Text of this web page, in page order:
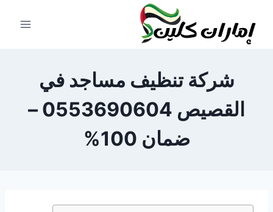
المحتوى
شركة تنظيف مساجد في
القصيص 0553690604 –
ضمان 100%